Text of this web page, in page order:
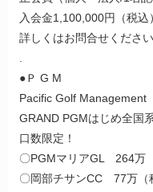
入会金1,100,000円（税
詳しくはお問合せください
●Ｐ G M
Pacific Golf Management
GRAND PGMはじめ全国
口数限定！
〇PGMマリアGL 264万
〇岡部チサンCC 77万（